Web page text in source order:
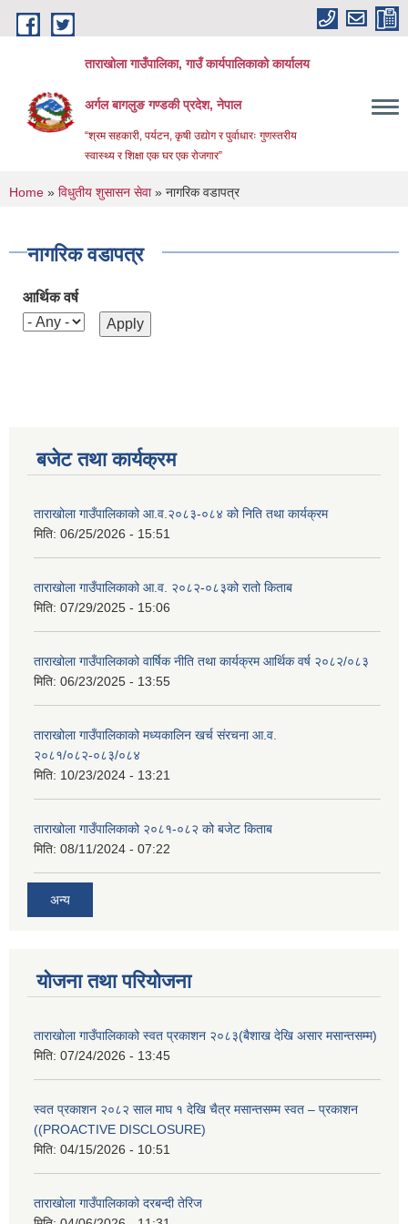
Skip to main content
ताराखोला गाउँपालिका, गाउँ कार्यपालिकाको कार्यालय
अर्गल बागलुङ गण्डकी प्रदेश, नेपाल
“श्रम सहकारी, पर्यटन, कृषी उद्योग र पुर्वाधारः गुणस्तरीय
स्वास्थ्य र शिक्षा एक घर एक रोजगार”
You are here
Home » विधुतीय शुसासन सेवा» नागरिक वडापत्र
नागरिक वडापत्र
आर्थिक वर्ष
बजेट तथा कार्यक्रम
ताराखोला गाउँपालिकाको आ.व.२०८३-०८४ को निति तथा कार्यक्रम
मिति: 06/25/2026 - 15:51
ताराखोला गाउँपालिकाको आ.व. २०८२-०८३को रातो किताब
मिति: 07/29/2025 - 15:06
ताराखोला गाउँपालिकाको वार्षिक नीति तथा कार्यक्रम आर्थिक वर्ष २०८२/०८३
मिति: 06/23/2025 - 13:55
ताराखोला गाउँपालिकाको मध्यकालिन खर्च संरचना आ.व.
२०८१/०८२-०८३/०८४
मिति: 10/23/2024 - 13:21
ताराखोला गाउँपालिकाको २०८१-०८२ को बजेट किताब
मिति: 08/11/2024 - 07:22
अन्य
योजना तथा परियोजना
ताराखोला गाउँपालिकाको स्वत प्रकाशन २०८३(बैशाख देखि असार मसान्तसम्म)
मिति: 07/24/2026 - 13:45
स्वत प्रकाशन २०८२ साल माघ १ देखि चैत्र मसान्तसम्म स्वत – प्रकाशन
((PROACTIVE DISCLOSURE)
मिति: 04/15/2026 - 10:51
ताराखोला गाउँपालिकाको दरबन्दी तेरिज